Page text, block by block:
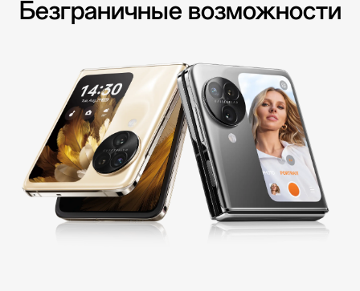
Безграничные возможности